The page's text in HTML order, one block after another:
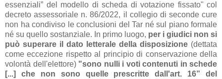
essenziali” del modello di scheda di votazione fissato" col
decreto assessoriale n. 86/2022, il collegio di seconde cure
non ha condiviso le conclusioni del Tar né sul piano formale
né su quello sostanziale. In primo luogo, per i giudici non si
può superare il dato letterale della disposizione (dettata
come eccezione rispetto al principio di conservazione della
volontà dell'elettore) "sono nulli i voti contenuti in schede
[...] che non sono quelle prescritte dall'art. 16” del